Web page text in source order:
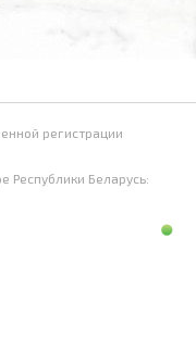
регистрации
Республики Беларусь: